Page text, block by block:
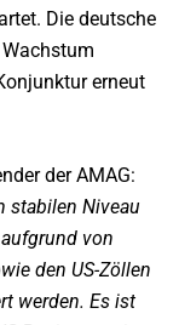
Die deutsche
erneut
der AMAG:
stabilen Niveau
von
den US-Zöllen
werden. Es ist